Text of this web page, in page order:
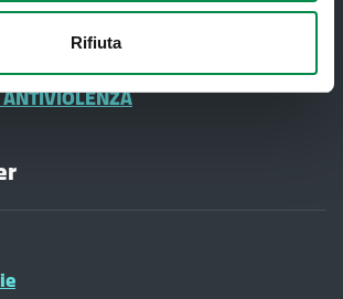
Rifiuta
Violenza contro le